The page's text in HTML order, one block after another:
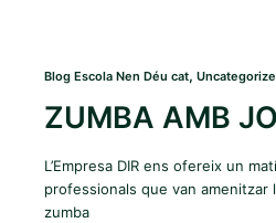
Blog Escola Nen Déu cat,
ZUMBA AMB
L’Empresa DIR ens ofereix un
professionals que van amenitzar
zumba